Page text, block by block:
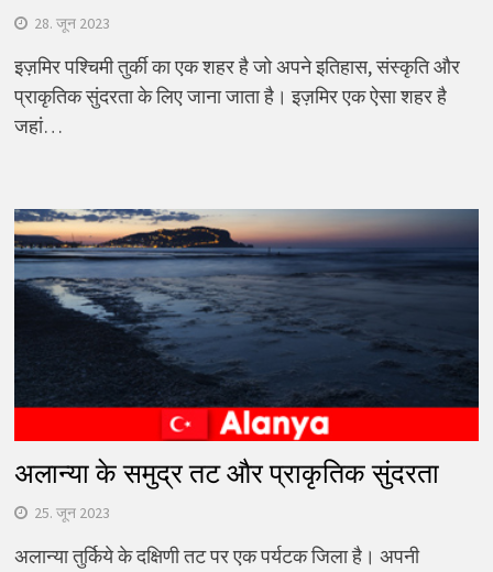
28. जून 2023
इज़मिर पश्चिमी तुर्की का एक शहर है जो अपने इतिहास, संस्कृति और
प्राकृतिक सुंदरता के लिए जाना जाता है। इज़मिर एक ऐसा शहर है
जहां…
अलान्या के समुद्र तट और प्राकृतिक सुंदरता
25. जून 2023
अलान्या तुर्किये के दक्षिणी तट पर एक पर्यटक जिला है। अपनी